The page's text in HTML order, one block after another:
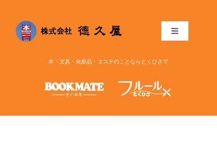
content
Toggle
本・文具・化粧品・エステのことならとくひさで